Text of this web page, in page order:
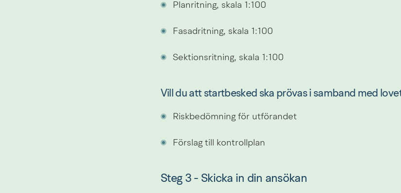
Planritning, skala 1:100
Fasadritning, skala 1:100
Sektionsritning, skala 1:100
Vill du att startbesked ska prövas i samband med
Riskbedömning för utförandet
Förslag till kontrollplan
Steg 3 - Skicka in din ansökan